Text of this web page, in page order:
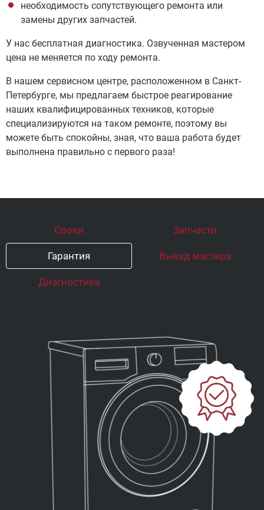
необходимость сопутствующего ремонта или
замены других запчастей.
У нас бесплатная диагностика. Озвученная мастером
цена не меняется по ходу ремонта.
В нашем сервисном центре, расположенном в Санкт-
Петербурге, мы предлагаем быстрое реагирование
наших квалифицированных техников, которые
специализируются на таком ремонте, поэтому вы
можете быть спокойны, зная, что ваша работа будет
выполнена правильно с первого раза!
Сроки Запчасти
Гарантия Выезд мастера
Диагностика